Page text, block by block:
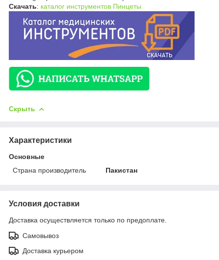
Скачать: каталог инструментов Пинцеты
Скрыть
Характеристики
Основные
Страна производитель
Пакистан
Условия доставки
Доставка осуществляется только по предоплате.
Самовывоз
Доставка курьером